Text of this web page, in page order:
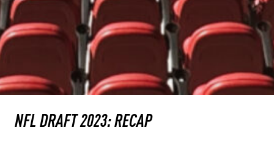
NFL DRAFT 2023: RECAP